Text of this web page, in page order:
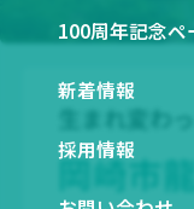
関係会社一覧
ESGデータ
技術研究・開
図から探す
NETIS登録技
SDSダウンロ
100周年記念ペ
新着情報
採用情報
生まれ変わ
岡崎市